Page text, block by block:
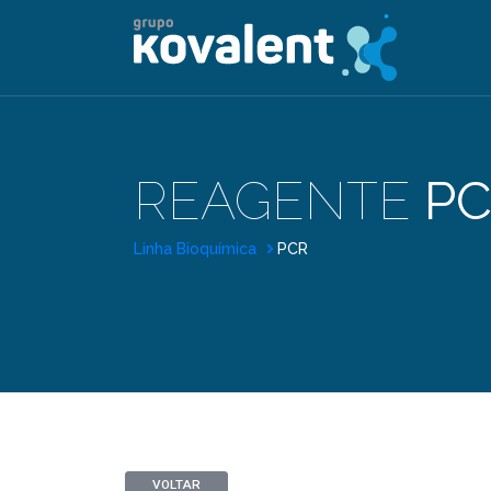
REAGENTE
Linha Bioquímica PCR
VOLTAR